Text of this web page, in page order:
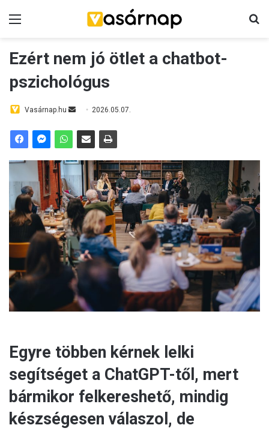
Ezért nem jó ötlet a chatbot-
pszichológus
Vasárnap.hu
e
a
i
l
2026.05.07.
Egyre többen kérnek lelki
segítséget a ChatGPT-től, mert
bármikor felkereshető, mindig
készségesen válaszol, de